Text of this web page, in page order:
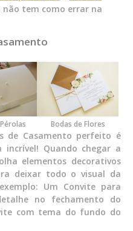
não tem como errar na
Bodas de Flores
de Casamento perfeito é
Quando chegar a
elementos decorativos
deixar todo o visual da
Um Convite para
no fechamento do
com tema do fundo do